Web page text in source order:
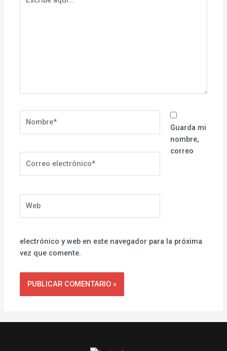
aquí...
electrónico*
Guarda mi
nombre,
correo
electrónico y web en este navegador para la próxima
vez que comente.